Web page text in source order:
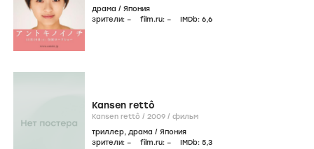
драма / Япония
зрители: – film.ru: – IMDb: 6,6
Kansen rettô
Kansen rettô / 2009 / фильм
триллер, драма / Япония
зрители: – film.ru: – IMDb: 5,3